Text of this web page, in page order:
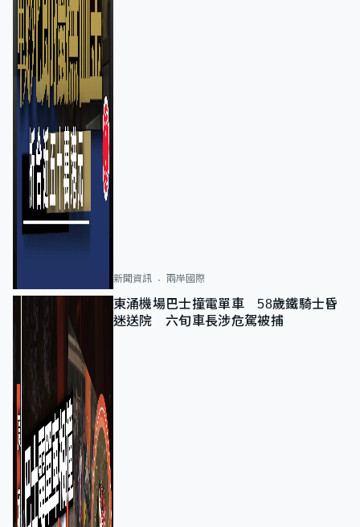
新聞資訊 兩岸國際
東涌機場巴士撞電單車 58歲鐵騎士昏
迷送院 六旬車長涉危駕被捕